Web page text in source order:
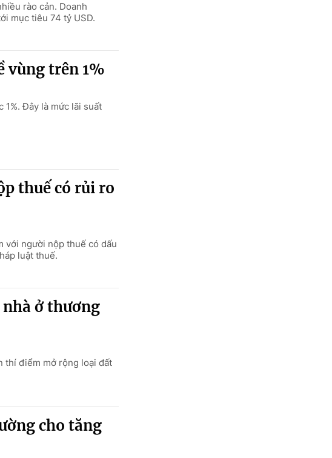
rào cản. Doanh
mục tiêu 74 tỷ USD.
vùng trên 1%
1%. Đây là mức lãi suất
thuế có rủi ro
với người nộp thuế có dấu
luật thuế.
ở thương
thí điểm mở rộng loại đất
cho tăng